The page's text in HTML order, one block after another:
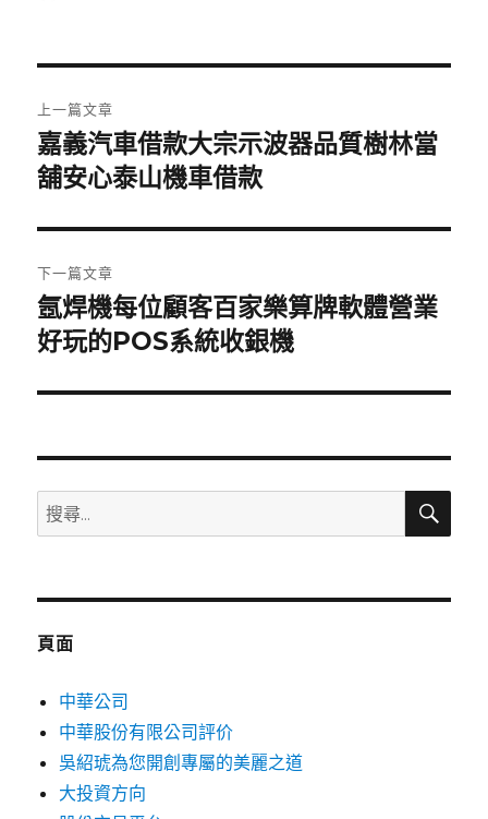
章
導
覽
上一篇文章
上
一
文
章:
嘉義汽車借款大宗示波器品質樹林當
舖安心泰山機車借款
下一篇文章
下
一
文
氬焊機每位顧客百家樂算牌軟體營業
好玩的POS系統收銀機
搜
尋
鍵
搜
頁面
中華公司
中華股份有限公司評价
吳紹琥為您開創專屬的美麗之道
大投資方向